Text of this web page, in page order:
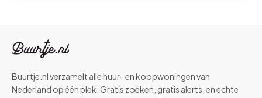
Buurtje.nl verzamelt alle huur- en koopwoningen van
Nederland op één plek. Gratis zoeken, gratis alerts, en echte